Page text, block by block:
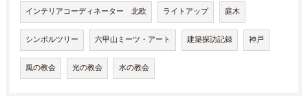
インテリアコーディネーター 北欧 ライトアップ 庭木
シンボルツリー 六甲山ミーツ・アート 建築探訪記録 神戸
風の教会 光の教会 水の教会